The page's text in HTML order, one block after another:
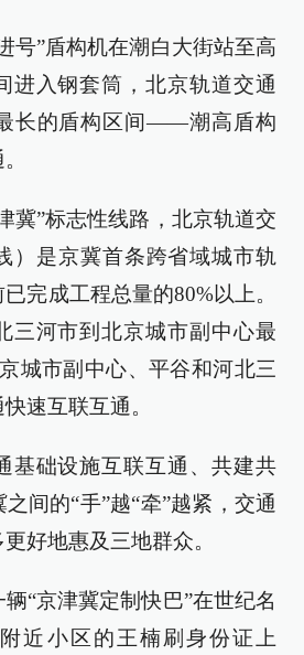
号”盾构机在潮白大街站至高
进入钢套筒，北京轨道交通
长的盾构区间——潮高盾构
冀”标志性线路，北京轨道交
）是京冀首条跨省域城市轨
完成工程总量的80%以上。
三河市到北京城市副中心最
城市副中心、平谷和河北三
速互联互通。
基础设施互联互通、共建共
间的“手”越“牵”越紧，交通
好地惠及三地群众。
“京津冀定制快巴”在世纪名
近小区的王楠刷身份证上